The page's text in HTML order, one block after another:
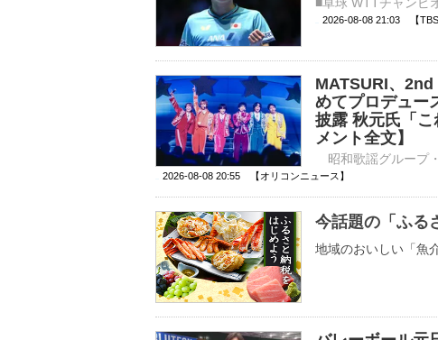
2026-08-08 21:03 【TBS
MATSURI、
めてプロデュー
披露 秋元氏「
メント全文】
2026-08-08 20:55 【オリコンニュース】
今話題の「ふる
地域のおいしい「魚